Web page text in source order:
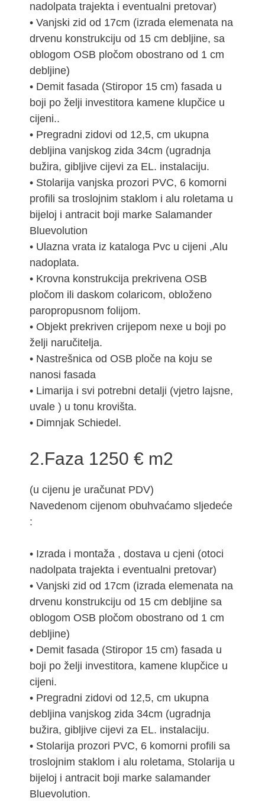
nadolpata trajekta i eventualni pretovar)
• Vanjski zid od 17cm (izrada elemenata na
drvenu konstrukciju od 15 cm debljine, sa
oblogom OSB pločom obostrano od 1 cm
debljine)
• Demit fasada (Stiropor 15 cm) fasada u
boji po želji investitora kamene klupčice u
cijeni..
• Pregradni zidovi od 12,5, cm ukupna
debljina vanjskog zida 34cm (ugradnja
bužira, gibljive cijevi za EL. instalaciju.
• Stolarija vanjska prozori PVC, 6 komorni
profili sa troslojnim staklom i alu roletama u
bijeloj i antracit boji marke Salamander
Bluevolution
• Ulazna vrata iz kataloga Pvc u cijeni ,Alu
nadoplata.
• Krovna konstrukcija prekrivena OSB
pločom ili daskom colaricom, obloženo
paropropusnom folijom.
• Objekt prekriven crijepom nexe u boji po
želji naručitelja.
• Nastrešnica od OSB ploče na koju se
nanosi fasada
• Limarija i svi potrebni detalji (vjetro lajsne,
uvale ) u tonu krovišta.
• Dimnjak Schiedel.
2.Faza 1250 € m2
(u cijenu je uračunat PDV)
Navedenom cijenom obuhvaćamo sljedeće
:
• Izrada i montaža , dostava u cjeni (otoci
nadolpata trajekta i eventualni pretovar)
• Vanjski zid od 17cm (izrada elemenata na
drvenu konstrukciju od 15 cm debljine sa
oblogom OSB pločom obostrano od 1 cm
debljine)
• Demit fasada (Stiropor 15 cm) fasada u
boji po želji investitora, kamene klupčice u
cijeni.
• Pregradni zidovi od 12,5, cm ukupna
debljina vanjskog zida 34cm (ugradnja
bužira, gibljive cijevi za EL. instalaciju.
• Stolarija prozori PVC, 6 komorni profili sa
troslojnim staklom i alu roletama, Stolarija u
bijeloj i antracit boji marke salamander
Bluevolution.